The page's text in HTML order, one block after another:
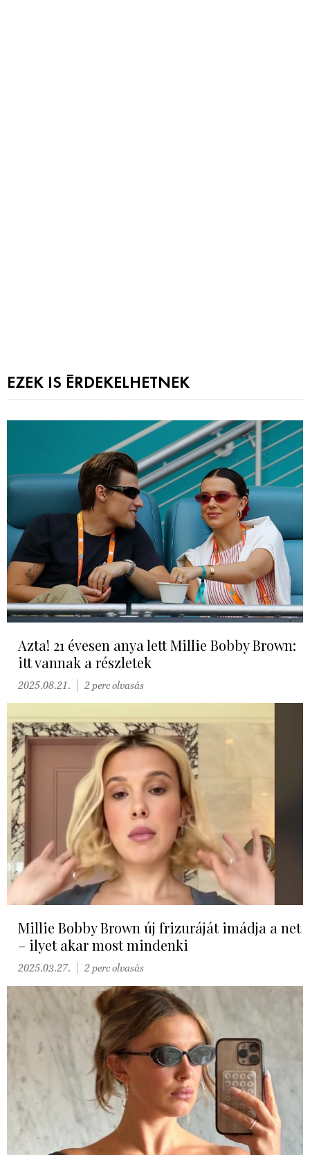
EZEK IS ÉRDEKELHETNEK
Azta! 21 évesen anya lett Millie Bobby Brown:
itt vannak a részletek
2025.08.21. 2 perc olvasás
Millie Bobby Brown új frizuráját imádja a net
– ilyet akar most mindenki
2025.03.27. 2 perc olvasás